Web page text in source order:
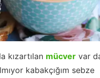
kızartılan mücver var
kabakçığım sebze